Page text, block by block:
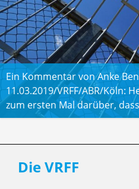
Ein Kommentar von Anke
11.03.2019/VRFF/ABR/Köln:
zum ersten Mal darüber,
Die VRFF